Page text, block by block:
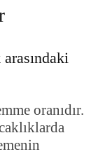
oranıdır.